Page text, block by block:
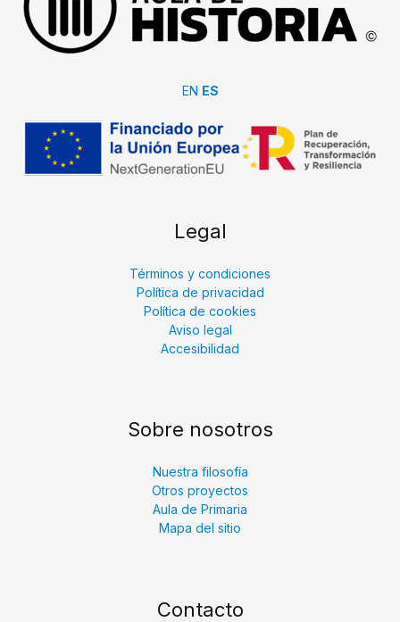
EN ES
Legal
Términos y condiciones
Política de privacidad
Política de cookies
Aviso legal
Accesibilidad
Sobre nosotros
Nuestra filosofía
Otros proyectos
Aula de Primaria
Mapa del sitio
Contacto